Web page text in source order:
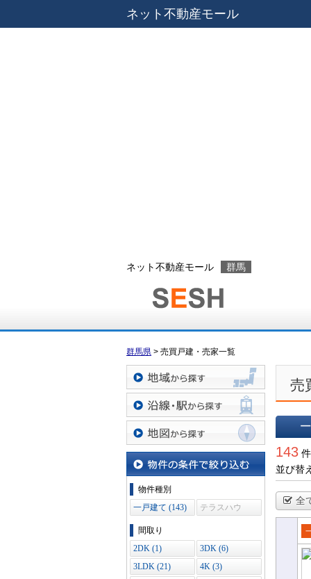
ネット不動産モール
ネット不動産モール 群馬
群馬県 > 売買戸建・売家一覧
地域から探す
沿線・駅から探す
地図から探す
物件の条件で絞り込む
物件種別
一戸建て (143)
テラスハウ
間取り
2DK (1)
3DK (6)
3LDK (21)
4K (3)
売
143
並び替
全
て